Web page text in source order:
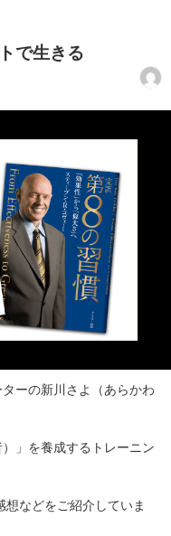
で生きる
ーの新川さよ（あらかわ
」を養成するトレーニン
などをご紹介していま